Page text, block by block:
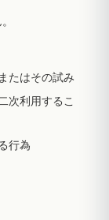
たはその試み
次利用するこ
行為